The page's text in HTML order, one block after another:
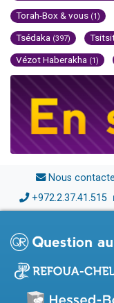
Torah-Box & vous (1)
Tsédaka (397)
Vézot Haberakha (1)
Nous
+972.2.37.41.515